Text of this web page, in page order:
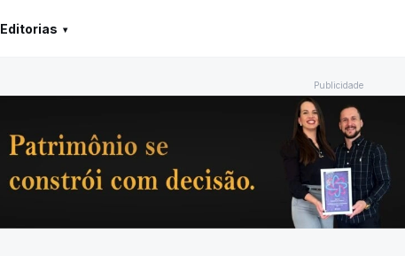
Editorias
Publicidade